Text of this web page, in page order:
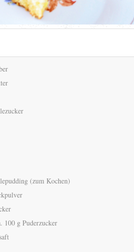
(zum Kochen)
100 g Puderzucker